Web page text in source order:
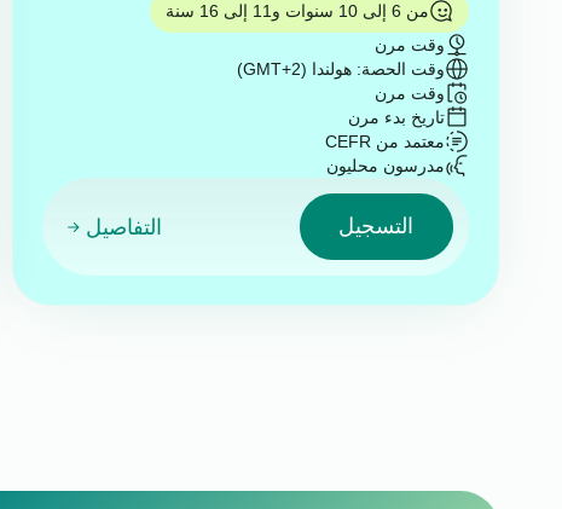
من 6 إلى 10 سنوات و11 إلى 16 سنة
وقت مرن
وقت الحصة: هولندا (GMT+2)
وقت مرن
تاريخ بدء مرن
معتمد من CEFR
مدرسون محليون
التسجيل التفاصيل